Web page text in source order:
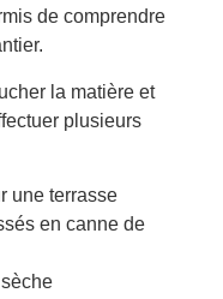
de comprendre
la matière et
plusieurs
une terrasse
en canne de